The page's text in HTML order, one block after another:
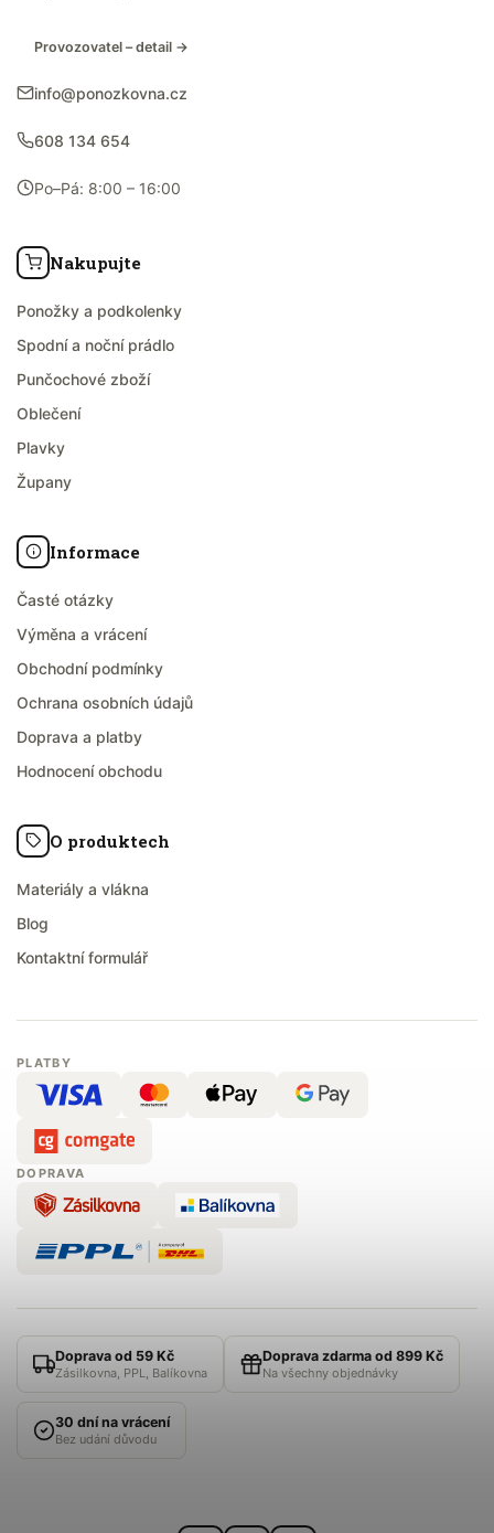
Provozovatel – detail →
info@ponozkovna.cz
608 134 654
Po–Pá: 8:00 – 16:00
Nakupujte
Ponožky a podkolenky
Spodní a noční prádlo
Punčochové zboží
Oblečení
Plavky
Župany
Informace
Časté otázky
Výměna a vrácení
Obchodní podmínky
Ochrana osobních údajů
Doprava a platby
Hodnocení obchodu
O produktech
Materiály a vlákna
Blog
Kontaktní formulář
PLATBY
DOPRAVA
Doprava od 59 Kč
Zásilkovna, PPL, Balíkovna
Doprava zdarma od 899 Kč
Na všechny objednávky
30 dní na vrácení
Bez udání důvodu